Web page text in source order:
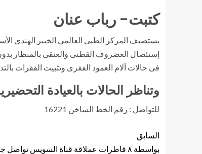
كتبت- رباب عنان
يستضيف المركز الطبى العالمى الخبير الهندى
إستئصال الغضروف القطنى والعنقى بالمنظار
فى حالات آلام العمود الفقرى وتثبيت الفقرات بالتدخل
وتناظر الحالات بالعيادة التحضيرية
للتواصل : رقم الخط الساخن 16221
السابق
بواسطة ٨ قاطرات عملاقة قناة السويس تواصل جهودها لتعويم السفينة الجانحة